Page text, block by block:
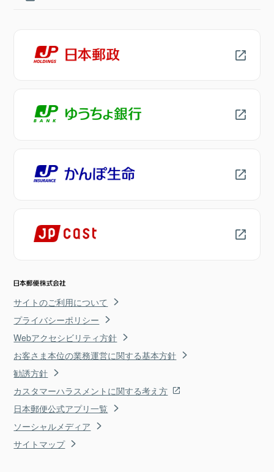
サイトのご利用について
プライバシーポリシー
Webアクセシビリティ方針
お客さま本位の業務運営に関する基本方針
勧誘方針
カスタマーハラスメントに関する考え方
日本郵便公式アプリ一覧
ソーシャルメディア
サイトマップ